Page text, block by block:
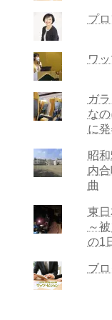
プ
ワ
ガ
な
に
昭
内
曲
東
～
の1
ブ